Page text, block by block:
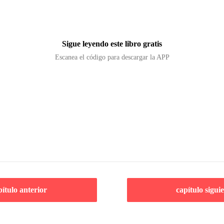
Sigue leyendo este libro gratis
Escanea el código para descargar la APP
anterior capítulo